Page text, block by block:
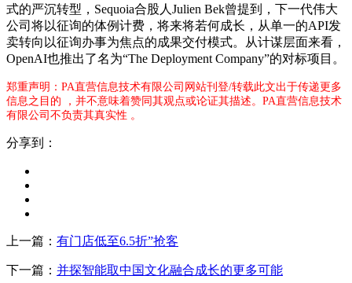
式的严沉转型，Sequoia合股人Julien Bek曾提到，下一代伟大
公司将以征询的体例计费，将来将若何成长，从单一的API发
卖转向以征询办事为焦点的成果交付模式。从计谋层面来看，
OpenAI也推出了名为“The Deployment Company”的对标项目。
郑重声明：PA直营信息技术有限公司网站刊登/转载此文出于传递更多
信息之目的 ，并不意味着赞同其观点或论证其描述。PA直营信息技术
有限公司不负责其真实性 。
分享到：
上一篇： 有门店低至6.5折”抢客
下一篇： 并探智能取中国文化融合成长的更多可能